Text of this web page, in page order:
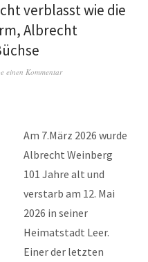
verblasst wie die
Albrecht
einen Kommentar
Am 7.März 2026 wurde
Albrecht Weinberg
101 Jahre alt und
verstarb am 12. Mai
2026 in seiner
Heimatstadt Leer.
Einer der letzten